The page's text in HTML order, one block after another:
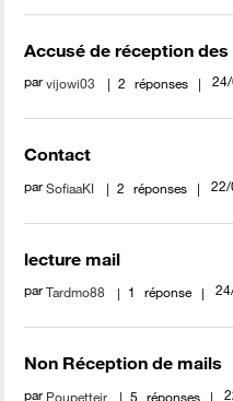
Accusé de réception des
parvijowi03 2 réponses
Contact
parSofiaaKI 2 réponses
lecture mail
parTardmo88 1 réponse
Non Réception de mails
par Poupettejr 5 réponses